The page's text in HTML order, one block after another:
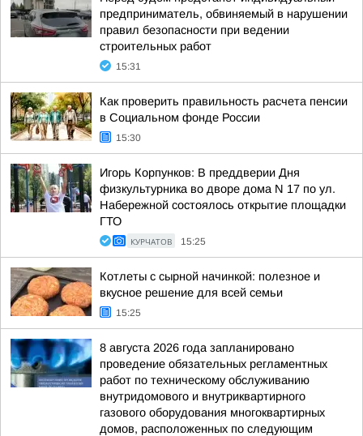
предприниматель, обвиняемый в нарушении
правил безопасности при ведении
строительных работ
15:31
Как проверить правильность расчета пенсии
в Социальном фонде России
15:30
Игорь Корпунков: В преддверии Дня
физкультурника во дворе дома N 17 по ул.
Набережной состоялось открытие площадки
ГТО
КУРЧАТОВ 15:25
Котлеты с сырной начинкой: полезное и
вкусное решение для всей семьи
15:25
8 августа 2026 года запланировано
проведение обязательных регламентных
работ по техническому обслуживанию
внутридомового и внутриквартирного
газового оборудования многоквартирных
домов, расположенных по следующим